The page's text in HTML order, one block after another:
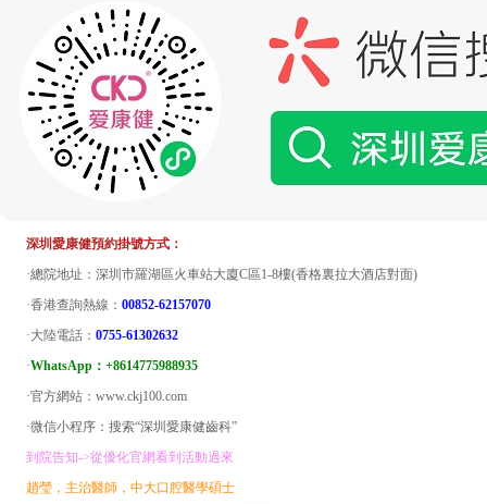
深圳愛康健預約掛號方式：
·總院地址：深圳市羅湖區火車站大廈C區1-8樓(香格裏拉大酒店對面)
·香港查詢熱線： 00852-62157070
·大陸電話： 0755-61302632
·WhatsApp：+8614775988935
·官方網站：www.ckj100.com
·微信小程序：搜索“深圳愛康健齒科”
到院告知->從優化官網看到活動過來
趙瑩，主治醫師，中大口腔醫學碩士